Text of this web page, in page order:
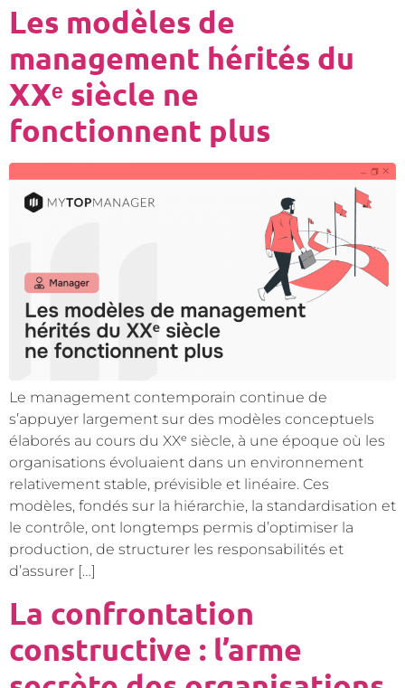
Les modèles de
management hérités du
XXᵉ siècle ne
fonctionnent plus
Le management contemporain continue de
s’appuyer largement sur des modèles conceptuels
élaborés au cours du XXᵉ siècle, à une époque où les
organisations évoluaient dans un environnement
relativement stable, prévisible et linéaire. Ces
modèles, fondés sur la hiérarchie, la standardisation et
le contrôle, ont longtemps permis d’optimiser la
production, de structurer les responsabilités et
d’assurer […]
La confrontation
constructive : l’arme